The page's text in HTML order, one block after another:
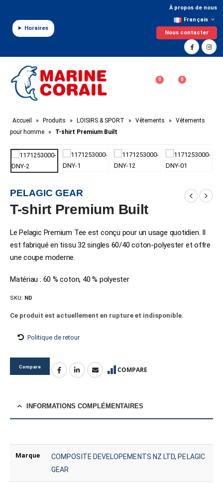
Horaires
À propos de nous
Français
Nous contacter
0 0
Accueil » Produits » LOISIRS & SPORT » Vêtements »
Vêtements
pour homme » T-shirt Premium Built
PELAGIC GEAR
T-shirt Premium Built
Le Pelagic Premium Tee est conçu pour un usage quotidien. Il
est fabriqué en tissu 32 singles 60/40 coton-polyester et offre
une coupe moderne.
Matériau : 60 % coton, 40 % polyester
SKU: ND
Ce produit est actuellement en rupture et indisponible.
Politique de retour
Compare COMPARE
INFORMATIONS COMPLÉMENTAIRES
Marque COMPOSITE DEVELOPEMENTS NZ LTD, PELAGIC
GEAR